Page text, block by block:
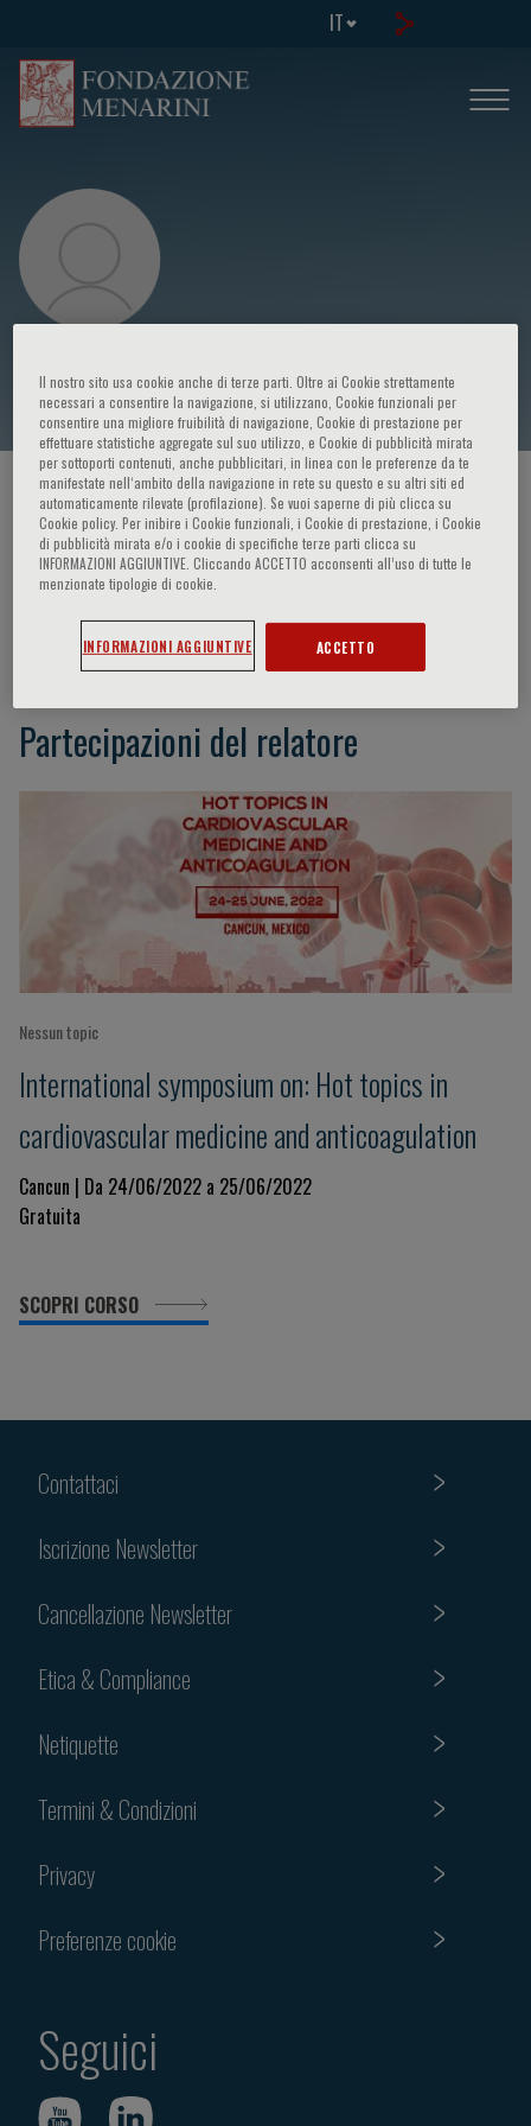
IT
Adriana Puente
HOME PAGE / CORSI ED EVENTI / RELATORE
Adriana Puente
Partecipazioni del relatore
Nessun topic
International symposium on: Hot topics in
cardiovascular medicine and anticoagulation
Cancun | Da 24/06/2022 a 25/06/2022
Gratuita
SCOPRI CORSO
Contattaci
Iscrizione Newsletter
Cancellazione Newsletter
Etica & Compliance
Netiquette
Termini & Condizioni
Privacy
Preferenze cookie
Seguici
Il nostro sito usa cookie anche di terze parti. Oltre ai Cookie strettamente
necessari a consentire la navigazione, si utilizzano, Cookie funzionali per
consentire una migliore fruibilità di navigazione, Cookie di prestazione per
effettuare statistiche aggregate sul suo utilizzo, e Cookie di pubblicità mirata
per sottoporti contenuti, anche pubblicitari, in linea con le preferenze da te
manifestate nell‘ambito della navigazione in rete su questo e su altri siti ed
automaticamente rilevate (profilazione). Se vuoi saperne di più clicca su
Cookie policy. Per inibire i Cookie funzionali, i Cookie di prestazione, i Cookie
di pubblicità mirata e/o i cookie di specifiche terze parti clicca su
INFORMAZIONI AGGIUNTIVE. Cliccando ACCETTO acconsenti all’uso di tutte le
menzionate tipologie di cookie.
INFORMAZIONI AGGIUNTIVE ACCETTO